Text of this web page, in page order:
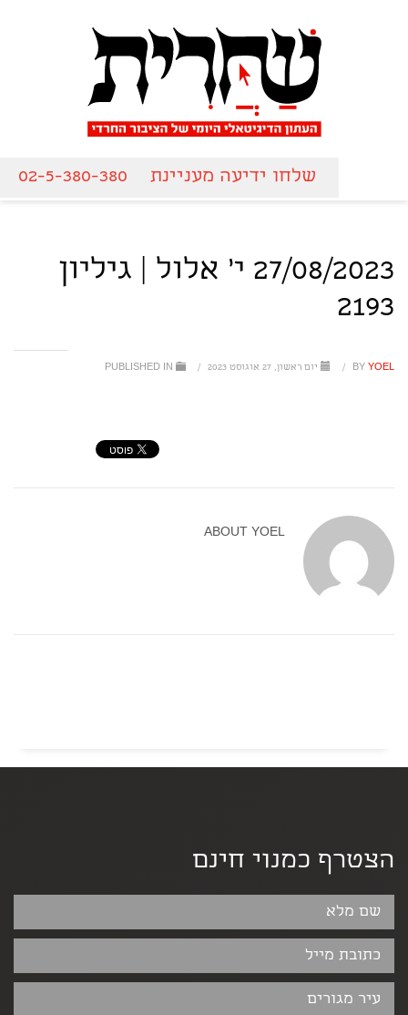
שלחו ידיעה מעניינת 02-5-380-380
27/08/2023 י' אלול | גיליון
2193
BY YOEL
/ יום ראשון, 27 אוגוסט 2023 /
ABOUT YOEL
הצטרף כמנוי חינם